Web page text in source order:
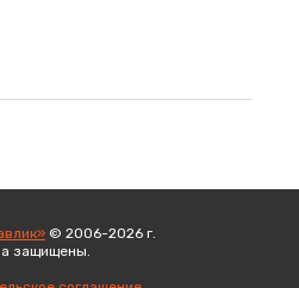
© 2006-2026 г.
защищены.